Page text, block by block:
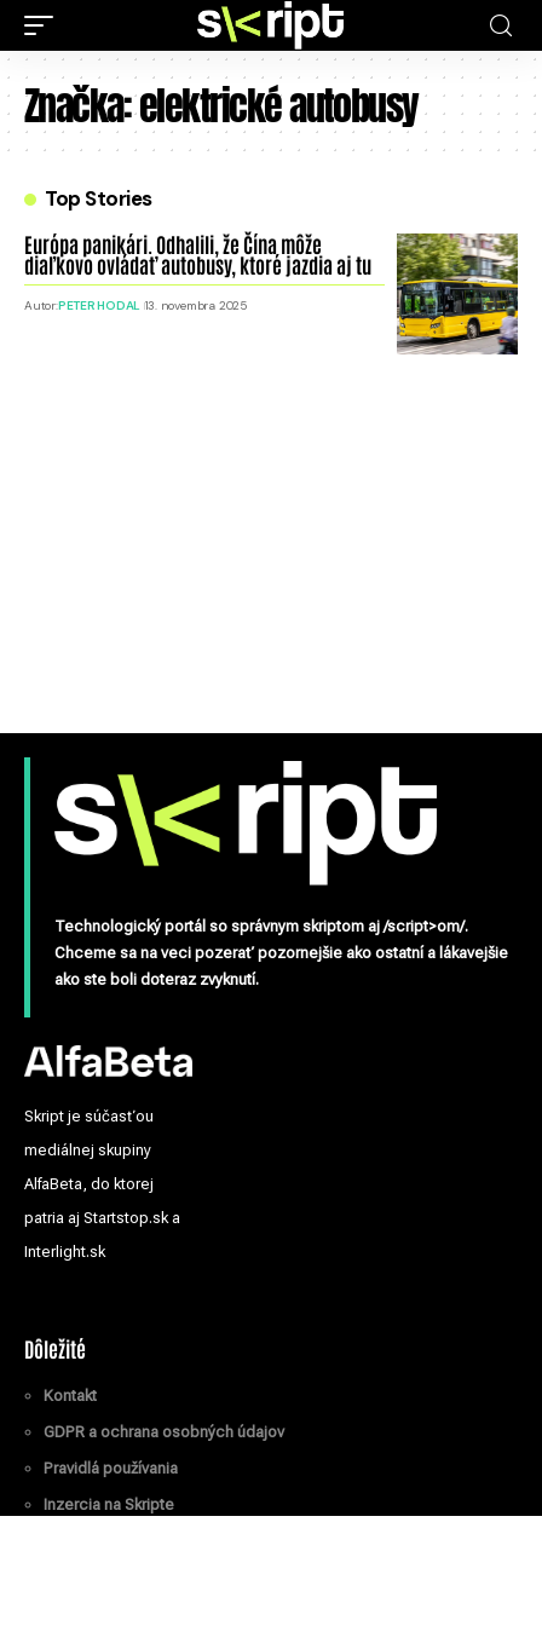
Značka:elektrické autobusy
Top Stories
Európa panikári. Odhalili, že Čína môže
diaľkovo ovládať autobusy, ktoré jazdia aj tu
Autor:PETER HODAL 13. novembra 2025
Technologický portál so správnym skriptom aj /script>om/.
Chceme sa na veci pozerať pozornejšie ako ostatní a lákavejšie
ako ste boli doteraz zvyknutí.
Skript je súčasťou
mediálnej skupiny
AlfaBeta, do ktorej
patria aj Startstop.sk a
Interlight.sk
Dôležité
Kontakt
GDPR a ochrana osobných údajov
Pravidlá používania
Inzercia na Skripte